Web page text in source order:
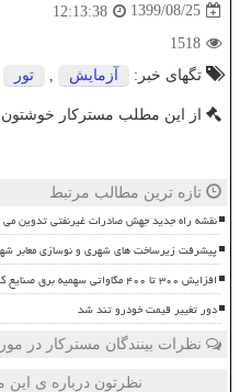
1399/08/25
12:13:38
1518
تگهای خبر:
آزمایش تور
از این مطلب مسترکار خوشتون
تازه ترین مطالب مرتبط
نقشه راه جدید جهش صادرات غیرنفتی تدوین
پیشرفت زیرساخت های شهری و نوسازی معابر
افزایش ۳۰۰ تا ۴۰۰ مگاواتی سهمیه برق صنایع کوچک
دور تغییر قیمت خودرو تند شد
نظرات بینندگان مسترکار در
نظرتون درباره ی